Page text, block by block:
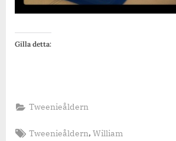
Gilla detta:
Tweenieåldern
Tags:
Tweenieåldern,William